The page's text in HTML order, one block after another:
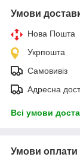
Умови
Нова Пошта
Укрпошта
Самовивіз
Адресна
Всі умови
Умови оплати